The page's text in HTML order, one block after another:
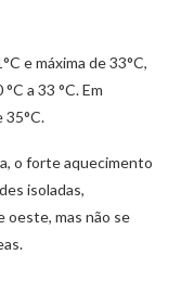
e máxima de 33°C,
a 33 °C. Em
35°C.
o forte aquecimento
isoladas,
oeste, mas não se